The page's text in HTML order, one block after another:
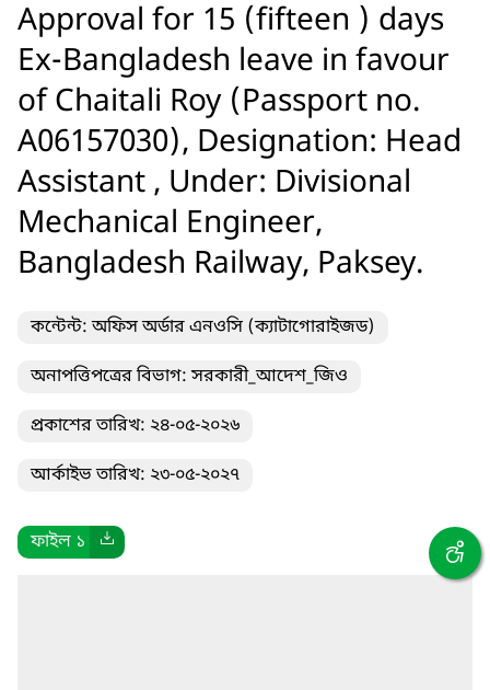
Approval for 15 (fifteen ) days
Ex-Bangladesh leave in favour
of Chaitali Roy (Passport no.
A06157030), Designation: Head
Assistant , Under: Divisional
Mechanical Engineer,
Bangladesh Railway, Paksey.
কন্টেন্ট: অফিস অর্ডার এনওসি (ক্যাটাগোরাইজড)
অনাপত্তিপত্রের বিভাগ: সরকারী_আদেশ_জিও
প্রকাশের তারিখ: ২৪-০৫-২০২৬
আর্কাইভ তারিখ: ২৩-০৫-২০২৭
ফাইল ১